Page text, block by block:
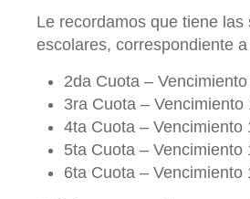
Le recordamos que tiene
escolares, correspondiente
2da Cuota –
3ra Cuota – Vencimiento
4ta Cuota – Vencimiento
5ta Cuota – Vencimiento
6ta Cuota – Vencimiento